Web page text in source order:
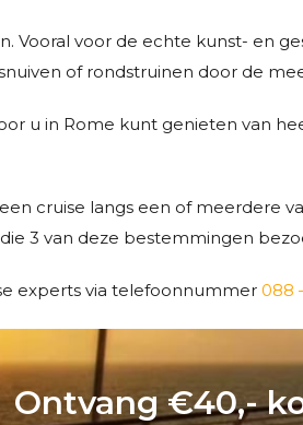
Vooral voor de echte kunst- en
of rondstruinen door de
u in Rome kunt genieten van
cruise langs een of meerdere
die 3 van deze bestemmingen
experts via telefoonnummer 088
Ontvang €40,-